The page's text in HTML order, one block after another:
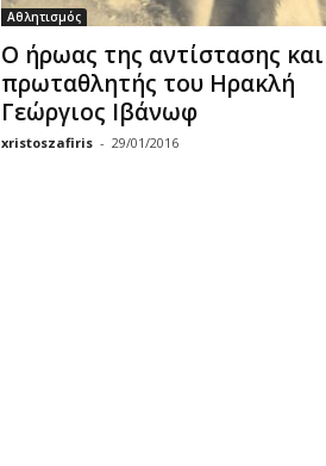
Αθλητισμός
O ήρωας της αντίστασης και
πρωταθλητής του Ηρακλή
Γεώργιος Ιβάνωφ
xristoszafiris - 29/01/2016